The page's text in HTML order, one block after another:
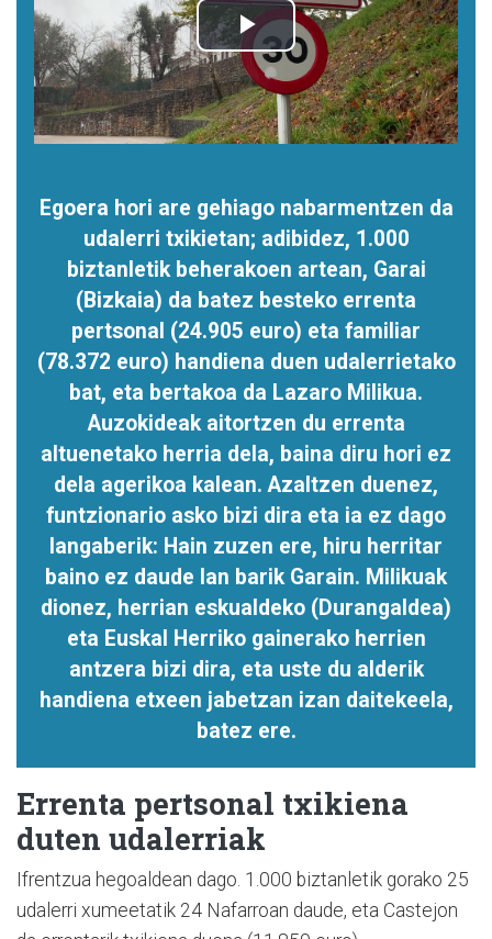
Egoera hori are gehiago nabarmentzen da
udalerri txikietan; adibidez, 1.000
biztanletik beherakoen artean, Garai
(Bizkaia) da batez besteko errenta
pertsonal (24.905 euro) eta familiar
(78.372 euro) handiena duen udalerrietako
bat, eta bertakoa da Lazaro Milikua.
Auzokideak aitortzen du errenta
altuenetako herria dela, baina diru hori ez
dela agerikoa kalean. Azaltzen duenez,
funtzionario asko bizi dira eta ia ez dago
langaberik: Hain zuzen ere, hiru herritar
baino ez daude lan barik Garain. Milikuak
dionez, herrian eskualdeko (Durangaldea)
eta Euskal Herriko gainerako herrien
antzera bizi dira, eta uste du alderik
handiena etxeen jabetzan izan daitekeela,
batez ere.
Errenta pertsonal txikiena
duten udalerriak
Ifrentzua hegoaldean dago. 1.000 biztanletik gorako 25
udalerri xumeetatik 24 Nafarroan daude, eta Castejon